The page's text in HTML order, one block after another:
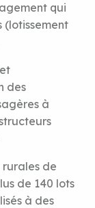
qui
(lotissement
des
à
rurales de
de 140 lots
à des